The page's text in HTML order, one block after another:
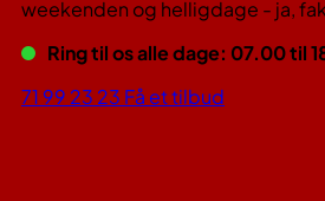
weekenden og helligdage - ja,
Ring til os alle dage: 07.00 til
71 99 23 23 Få et tilbud